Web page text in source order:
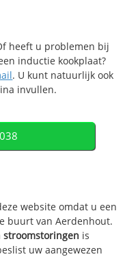
heeft u problemen bij
inductie kookplaat?
. U kunt natuurlijk ook
invullen.
website omdat u een
buurt van Aerdenhout.
is
uw aangewezen